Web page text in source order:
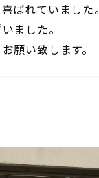
ばれていました。
ました。
願い致します。